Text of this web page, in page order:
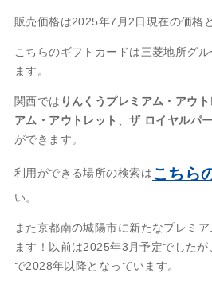
販売価格は2025年7月2日現在の価格
こちらのギフトカードは三菱地所グ
ます。
関西では りんくうプレミアム・アウト
アム・アウトレット
、ザ ロイヤルパ
ができます。
利用ができる場所の検索はこちら
い。
また京都南の城陽市に新たなプレミ
ます！以前は2025年3月予定でした
で2028年以降となっています。